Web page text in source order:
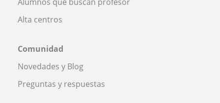
Alta centros
Comunidad
Novedades y Blog
Preguntas y respuestas